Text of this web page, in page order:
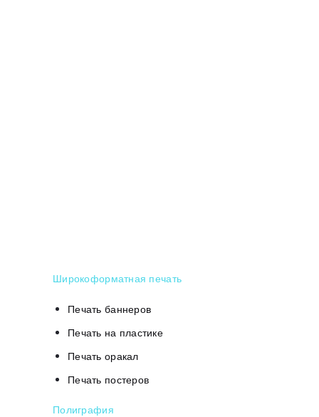
Широкоформатная печать
Печать баннеров
Печать на пластике
Печать оракал
Печать постеров
Полиграфия